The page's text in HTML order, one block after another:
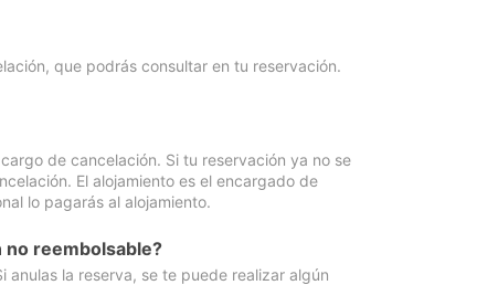
que podrás consultar en tu reservación.
de cancelación. Si tu reservación ya no se
El alojamiento es el encargado de
lo pagarás al alojamiento.
no reembolsable?
la reserva, se te puede realizar algún